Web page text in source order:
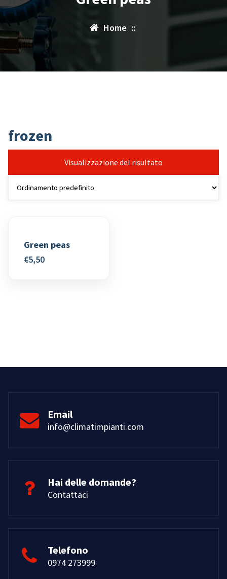
Home ::
frozen
Visualizzazione del risultato
Green peas
€5,50
Email
info@climatimpianti.com
Hai delle domande?
Contattaci
Telefono
0974 273999